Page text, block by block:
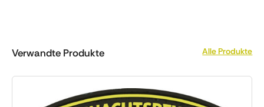
Verwandte Produkte Alle Produkte